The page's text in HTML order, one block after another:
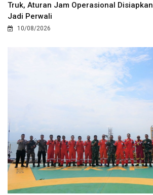
Truk, Aturan Jam Operasional Disiapkan
Jadi Perwali
10/08/2026